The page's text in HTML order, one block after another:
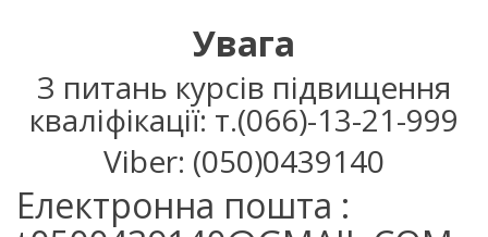
Увага
З питань курсів підвищення
кваліфікації: т.(066)-13-21-999
Viber: (050)0439140
Електронна пошта :